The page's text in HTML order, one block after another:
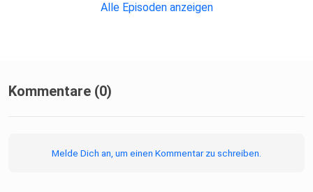
Alle Episoden anzeigen
Kommentare (0)
Melde Dich an, um einen Kommentar zu schreiben.